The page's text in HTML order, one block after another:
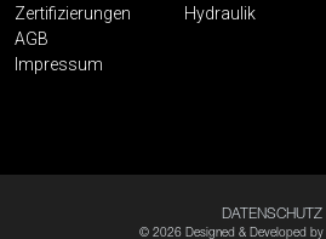
Zertifizierungen
AGB
Impressum
Hydraulik
DATENSCHUTZ
© 2026 Designed & Developed by